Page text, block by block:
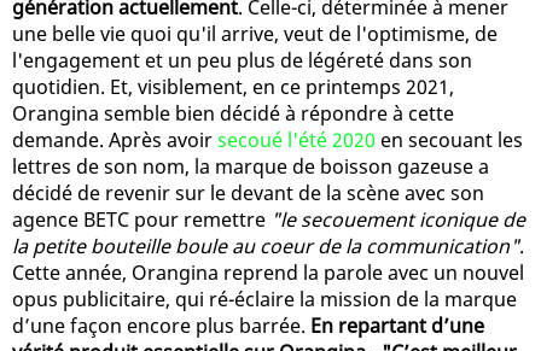
génération actuellement. Celle-ci, déterminée à mener
une belle vie quoi qu'il arrive, veut de l'optimisme, de
l'engagement et un peu plus de légéreté dans son
quotidien. Et, visiblement, en ce printemps 2021,
Orangina semble bien décidé à répondre à cette
demande. Après avoirsecoué l'été 2020 en secouant les
lettres de son nom, la marque de boisson gazeuse a
décidé de revenir sur le devant de la scène avec son
agence BETC pour remettre "le secouement iconique de
la petite bouteille boule au coeur de la communication".
Cette année, Orangina reprend la parole avec un nouvel
opus publicitaire, qui ré-éclaire la mission de la marque
d’une façon encore plus barrée. En repartant d’une